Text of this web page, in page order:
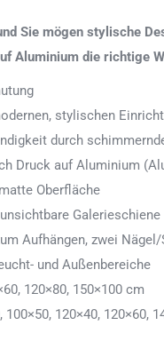
Sie mögen stylische
Aluminium die richtige
stylischen
durch
Druck auf Aluminium
Oberfläche
Galerieschiene
Aufhängen, zwei Nägel/
und Außenbereiche
120×80, 150×100 cm
120×40, 120×60,